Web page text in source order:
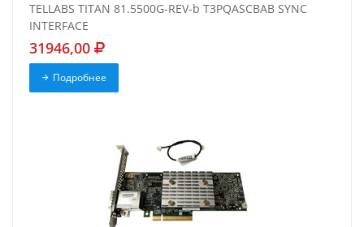
TELLABS TITAN 81.5500G-REV-b T3PQASCBAB SYNC
INTERFACE
31946,00
Подробнее